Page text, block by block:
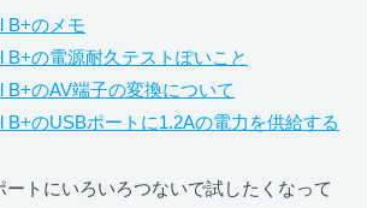
B+のメモ
B+の電源耐久テストぽいこと
B+のAV端子の変換について
B+のUSBポートに1.2Aの電力を供給する
ートにいろいろつないで試したくなって